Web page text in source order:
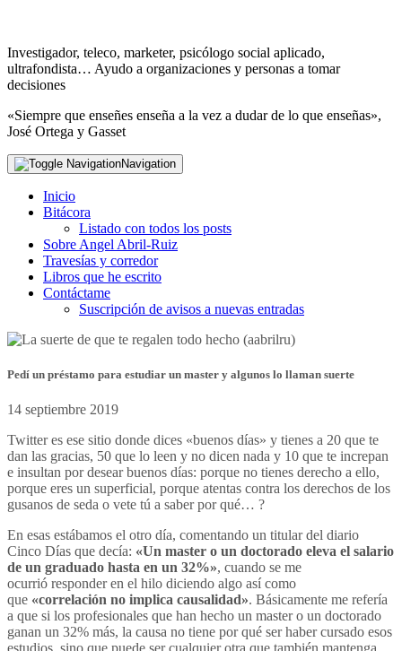
Investigador, teleco, marketer, psicólogo social aplicado,
ultrafondista… Ayudo a organizaciones y personas a tomar
decisiones
«Siempre que enseñes enseña a la vez a dudar de lo que enseñas»,
José Ortega y Gasset
Navigation
Inicio
Bitácora
Listado con todos los posts
Sobre Angel Abril-Ruiz
Travesías y corredor
Libros que he escrito
Contáctame
Suscripción de avisos a nuevas entradas
Pedí un préstamo para estudiar un master y algunos lo llaman suerte
14 septiembre 2019
Twitter es ese sitio donde dices «buenos días» y tienes a 20 que te
dan las gracias, 50 que lo leen y no dicen nada y 10 que te increpan
e insultan por desear buenos días: porque no tienes derecho a ello,
porque eres un superficial, porque atentas contra los derechos de los
gusanos de seda o vete tú a saber por qué… ?
En esas estábamos el otro día, comentando un titular del diario
Cinco Días que decía: «Un master o un doctorado eleva el salario
de un graduado hasta en un 32%», cuando se me
ocurrió responder en el hilo diciendo algo así como
que «correlación no implica causalidad». Básicamente me refería
a que si los profesionales que han hecho un master o un doctorado
ganan un 32% más, la causa no tiene por qué ser haber cursado esos